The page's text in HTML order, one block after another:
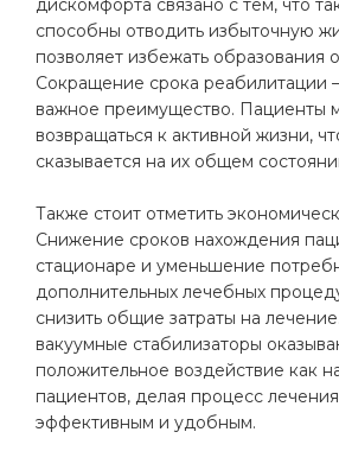
дискомфорта связано с тем, что
способны отводить избыточную
позволяет избежать образования
Сокращение срока реабилитации
важное преимущество. Пациенты
возвращаться к активной жизни,
сказывается на их общем
Также стоит отметить
Снижение сроков нахождения
стационаре и уменьшение
дополнительных лечебных
снизить общие затраты на
вакуумные стабилизаторы
положительное воздействие как
пациентов, делая процесс
эффективным и удобным.